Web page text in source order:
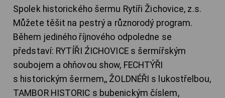
Spolek historického šermu Rytíři Žichovice, z.s.
Můžete těšit na pestrý a různorodý program.
Během jediného říjnového odpoledne se
představí: RYTÍŘI ŹICHOVICE s šermířským
soubojem a ohňovou show, FECHTÝŘI
s historickým šermem,, ŽOLDNÉŘI s lukostřelbou,
TAMBOR HISTORIC s bubenickým číslem,